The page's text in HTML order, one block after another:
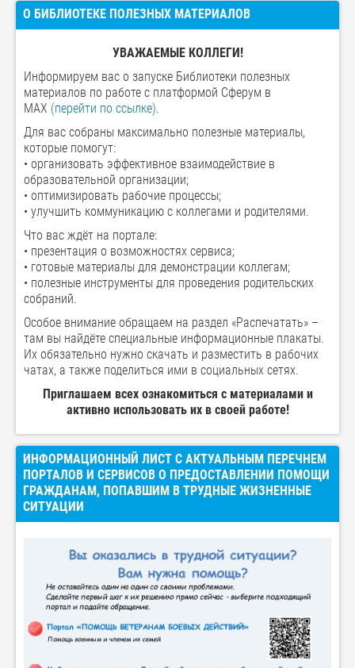
О БИБЛИОТЕКЕ ПОЛЕЗНЫХ МАТЕРИАЛОВ
УВАЖАЕМЫЕ КОЛЛЕГИ!
Информируем вас о запуске Библиотеки полезных
материалов по работе с платформой Сферум в
MAX (перейти по ссылке).
Для вас собраны максимально полезные материалы,
которые помогут:
• организовать эффективное взаимодействие в
образовательной организации;
• оптимизировать рабочие процессы;
• улучшить коммуникацию с коллегами и родителями.
Что вас ждёт на портале:
• презентация о возможностях сервиса;
• готовые материалы для демонстрации коллегам;
• полезные инструменты для проведения родительских
собраний.
Особое внимание обращаем на раздел «Распечатать» –
там вы найдёте специальные информационные плакаты.
Их обязательно нужно скачать и разместить в рабочих
чатах, а также поделиться ими в социальных сетях.
Приглашаем всех ознакомиться с материалами и
активно использовать их в своей работе!
ИНФОРМАЦИОННЫЙ ЛИСТ С АКТУАЛЬНЫМ ПЕРЕЧНЕМ
ПОРТАЛОВ И СЕРВИСОВ О ПРЕДОСТАВЛЕНИИ ПОМОЩИ
ГРАЖДАНАМ, ПОПАВШИМ В ТРУДНЫЕ ЖИЗНЕННЫЕ
СИТУАЦИИ